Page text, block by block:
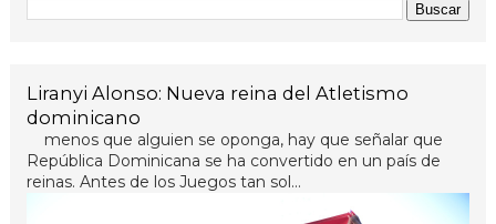
Liranyi Alonso: Nueva reina del Atletismo
dominicano
menos que alguien se oponga, hay que señalar que
República Dominicana se ha convertido en un país de
reinas. Antes de los Juegos tan sol...